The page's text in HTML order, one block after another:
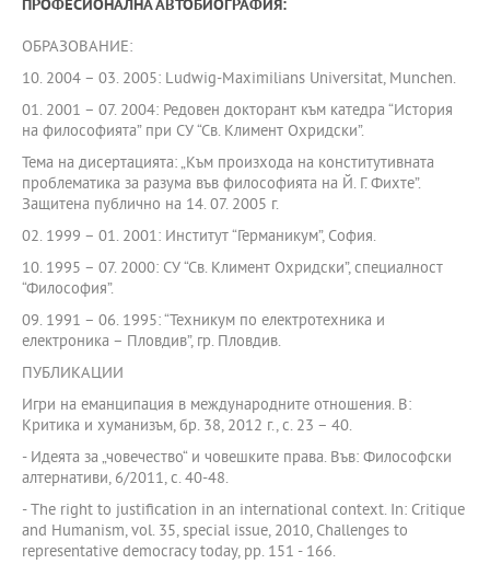
ПРОФЕСИОНАЛНА АВТОБИОГРАФИЯ:
ОБРАЗОВАНИЕ:
10. 2004 – 03. 2005: Ludwig-Maximilians Universitat, Munchen.
01. 2001 – 07. 2004: Редовен докторант към катедра “История
на философията” при СУ “Св. Климент Охридски”.
Тема на дисертацията: „Към произхода на конститутивната
проблематика за разума във философията на Й. Г. Фихте”.
Защитена публично на 14. 07. 2005 г.
02. 1999 – 01. 2001: Институт “Германикум”, София.
10. 1995 – 07. 2000: СУ “Св. Климент Охридски”, специалност
“Философия”.
09. 1991 – 06. 1995: “Техникум по електротехника и
електроника – Пловдив”, гр. Пловдив.
ПУБЛИКАЦИИ
Игри на еманципация в международните отношения. В:
Критика и хуманизъм, бр. 38, 2012 г., с. 23 – 40.
- Идеята за „човечество“ и човешките права. Във: Философски
алтернативи, 6/2011, с. 40-48.
- The right to justification in an international context. In: Critique
and Humanism, vol. 35, special issue, 2010, Challenges to
representative democracy today, pp. 151 - 166.